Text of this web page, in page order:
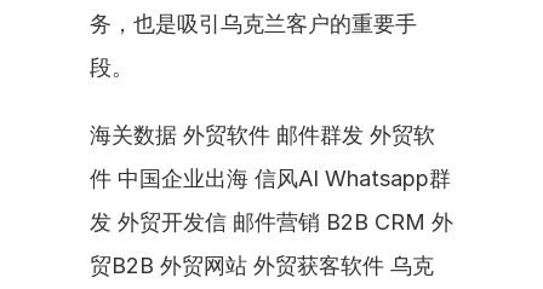
务，也是吸引乌克兰客户的重要手
段。
海关数据 外贸软件 邮件群发 外贸软
件 中国企业出海 信风AI Whatsapp群
发 外贸开发信 邮件营销 B2B CRM 外
贸B2B 外贸网站 外贸获客软件 乌克